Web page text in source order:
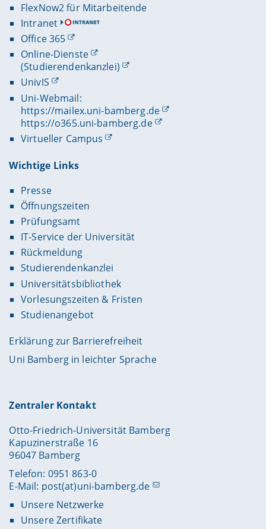
FlexNow2 für Mitarbeitende
Intranet
Office 365
Online-Dienste
(Studierendenkanzlei)
UnivIS
Uni-Webmail:
https://mailex.uni-bamberg.de
https://o365.uni-bamberg.de
Virtueller Campus
Wichtige Links
Presse
Öffnungszeiten
Prüfungsamt
IT-Service der Universität
Rückmeldung
Studierendenkanzlei
Universitätsbibliothek
Vorlesungszeiten & Fristen
Studienangebot
Erklärung zur Barrierefreiheit
Uni Bamberg in leichter Sprache
Zentraler Kontakt
Otto-Friedrich-Universität Bamberg
Kapuzinerstraße 16
96047 Bamberg
Telefon: 0951 863-0
E-Mail: post(at)uni-bamberg.de
Unsere Netzwerke
Unsere Zertifikate